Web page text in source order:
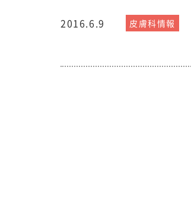
2016.6.9 皮膚科情報